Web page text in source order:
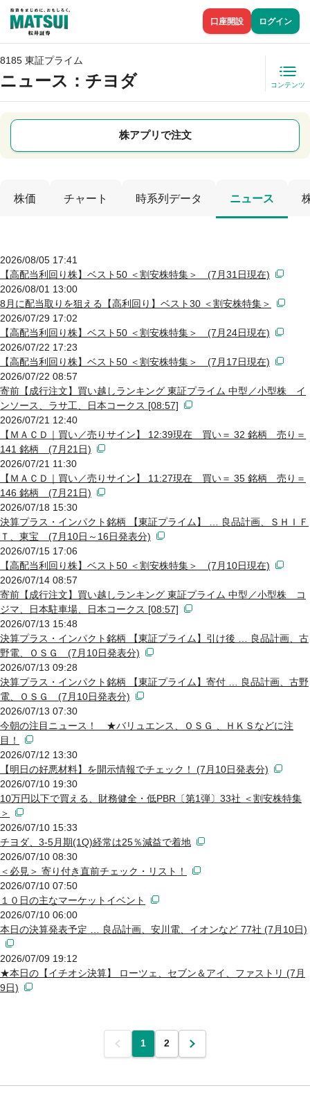
口座開設 ログイン
8185 東証プライム
ニュース ：チヨダ コンテンツ
株アプリで注文
株価 チャート 時系列データ ニュース
2026/08/05 17:41
【高配当利回り株】ベスト50 ＜割安株特集＞ (7月31日現在)
2026/08/01 13:00
8月に配当取りを狙える【高利回り】ベスト30 ＜割安株特集＞
2026/07/29 17:02
【高配当利回り株】ベスト50 ＜割安株特集＞ (7月24日現在)
2026/07/22 17:23
【高配当利回り株】ベスト50 ＜割安株特集＞ (7月17日現在)
2026/07/22 08:57
寄前【成行注文】買い越しランキング 東証プライム 中型／小型株 イ
ンソース、ラサ工、日本コークス [08:57]
2026/07/21 12:40
【ＭＡＣＤ｜買い／売りサイン】 12:39現在 買い＝ 32 銘柄 売り＝
141 銘柄 (7月21日)
2026/07/21 11:30
【ＭＡＣＤ｜買い／売りサイン】 11:27現在 買い＝ 35 銘柄 売り＝
146 銘柄 (7月21日)
2026/07/18 15:30
決算プラス・インパクト銘柄 【東証プライム】 … 良品計画、ＳＨＩＦ
Ｔ、東宝 (7月10日～16日発表分)
2026/07/15 17:06
【高配当利回り株】ベスト50 ＜割安株特集＞ (7月10日現在)
2026/07/14 08:57
寄前【成行注文】買い越しランキング 東証プライム 中型／小型株 コ
ジマ、日本駐車場、日本コークス [08:57]
2026/07/13 15:48
決算プラス・インパクト銘柄 【東証プライム】引け後 … 良品計画、古
野電、ＯＳＧ (7月10日発表分)
2026/07/13 09:28
決算プラス・インパクト銘柄 【東証プライム】寄付 … 良品計画、古野
電、ＯＳＧ (7月10日発表分)
2026/07/13 07:30
今朝の注目ニュース！ ★バリュエンス、ＯＳＧ 、ＨＫＳなどに注
目！
2026/07/12 13:30
【明日の好悪材料】を開示情報でチェック！ (7月10日発表分)
2026/07/10 19:30
10万円以下で買える、財務健全・低PBR〔第1弾〕33社 ＜割安株特集
＞
2026/07/10 15:33
チヨダ、3-5月期(1Q)経常は25％減益で着地
2026/07/10 08:30
＜必見＞ 寄り付き直前チェック・リスト！
2026/07/10 07:50
１０日の主なマーケットイベント
2026/07/10 06:00
本日の決算発表予定 … 良品計画、安川電、イオンなど 77社 (7月10日)
2026/07/09 19:12
★本日の【イチオシ決算】 ローツェ、セブン＆アイ、ファストリ (7月
9日)
前 1 2 次